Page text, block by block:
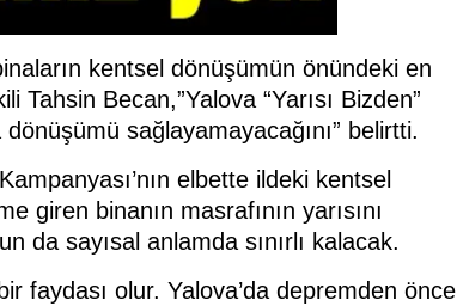
kentsel dönüşümün önündeki en
Becan,”Yalova “Yarısı Bizden”
sağlayamayacağını” belirtti.
elbette ildeki kentsel
giren binanın masrafının yarısını
da sayısal anlamda sınırlı kalacak.
faydası olur. Yalova’da depremden önce